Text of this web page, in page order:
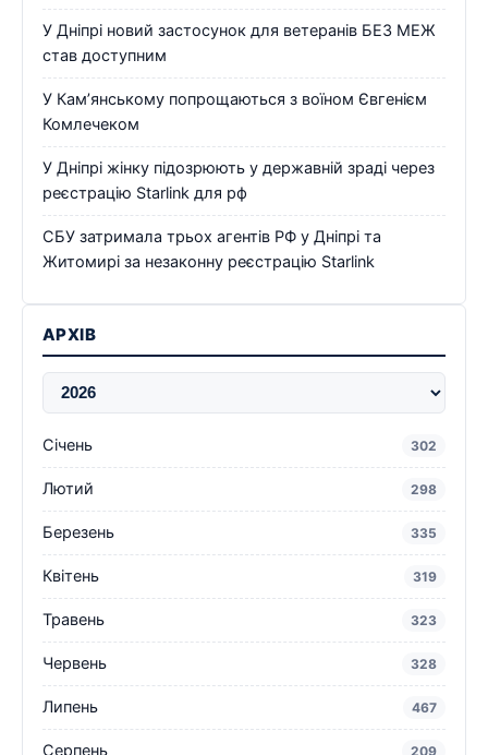
У Дніпрі новий застосунок для ветеранів БЕЗ МЕЖ
став доступним
У Кам’янському попрощаються з воїном Євгенієм
Комлечеком
У Дніпрі жінку підозрюють у державній зраді через
реєстрацію Starlink для рф
СБУ затримала трьох агентів РФ у Дніпрі та
Житомирі за незаконну реєстрацію Starlink
АРХІВ
Січень 302
Лютий 298
Березень 335
Квітень 319
Травень 323
Червень 328
Липень 467
209